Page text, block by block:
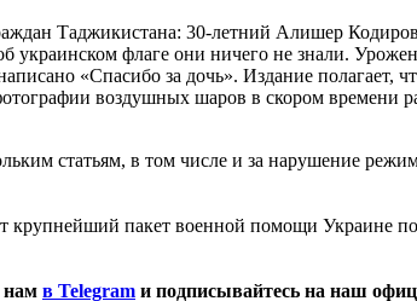
Таджикистана: 30-летний Алишер
украинском флаге они ничего не знали.
«Спасибо за дочь». Издание полагает,
воздушных шаров в скором времени
статьям, в том числе и за нарушение
крупнейший пакет военной помощи Украине
нам в Telegram и подписывайтесь на наш